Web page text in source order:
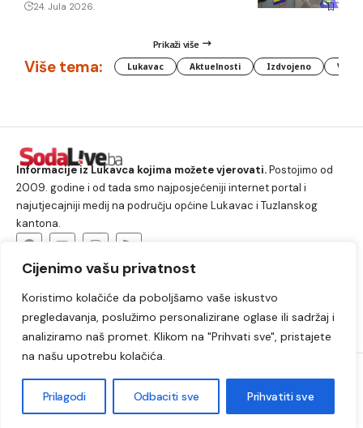
Cijenimo vašu privatnost
Koristimo kolačiće da poboljšamo vaše iskustvo
pregledavanja, poslužimo personalizirane oglase ili sadržaj i
analiziramo naš promet. Klikom na "Prihvati sve", pristajete
na našu upotrebu kolačića.
Prilagodi Odbaciti sve Prihvatiti sve
24. Jula 2026.
Prikaži više
Više tema: Lukavac Aktuelnosti Izdvojeno
Informacije iz Lukavca kojima možete vjerovati.Postojimo od
2009. godine i od tada smo najposjećeniji internet portal i
najutjecajniji medij na području općine Lukavac i Tuzlanskog
kantona.
Lukavac Društvo Crna hronika
Sport
Kultura
Kolumne Slobodno vrijeme